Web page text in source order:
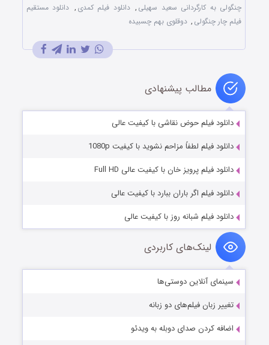
چنگولی به کارگردانی سعید سهیلی , دانلود فیلم کمدی , دانلود مستقیم
فیلم چار چنگولی , دوقلوی بهم چسبیده
مطالب پیشنهادی
دانلود فیلم حوض نقاشی با کیفیت عالی
دانلود فیلم لطفاً مزاحم نشوید با کیفیت 1080p
دانلود فیلم پرویز خان با کیفیت عالی Full HD
دانلود فیلم اگر باران ببارد با کیفیت عالی
دانلود فیلم شبانه روز با کیفیت عالی
لینک‌های کاربردی
سینمای آنلاین دوستی‌ها
تغییر زبان فیلم‌های دو زبانه
اضافه کردن صدای دوبله به ویدئو